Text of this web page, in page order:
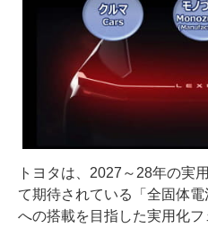
トヨタは、2027～28年の実
て期待されている「全固体
への搭載を目指した実用化